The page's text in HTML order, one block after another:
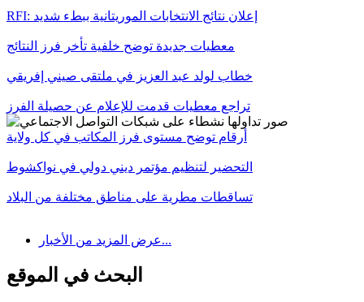
RFI: إعلان نتائج الانتخابات الموريتانية ببطء شديد
معطيات جديدة توضح خلفية تأخر فرز النتائج
خطاب لولد عبد العزيز في ملتقى صيني إفريقي
تراجع معطيات قدمت للإعلام عن حصيلة الفرز
أرقام توضح مستوى فرز المكاتب في كل ولاية
التحضير لتنظيم مؤتمر ديني دولي في نواكشوط
تساقطات مطرية على مناطق مختلفة من البلاد
عرض المزيد من الأخبار...
البحث في الموقع